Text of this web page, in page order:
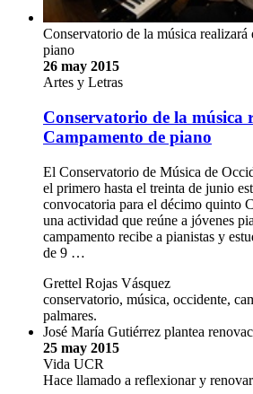
Conservatorio de la música
piano
26 may 2015
Artes y Letras
Conservatorio de la música
Campamento de piano
El Conservatorio de Música de
el primero hasta el treinta de junio
convocatoria para el décimo quinto
una actividad que reúne a jóvenes
campamento recibe a pianistas y
de 9 …
Grettel Rojas Vásquez
conservatorio, música, occidente,
palmares.
José María Gutiérrez plantea
25 may 2015
Vida UCR
Hace llamado a reflexionar y